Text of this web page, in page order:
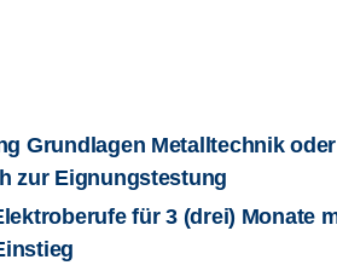
Grundlagen Metalltechnik oder
zur Eignungstestung
für 3 (drei) Monate